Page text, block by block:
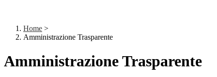
Home >
Amministrazione Trasparente
Amministrazione Trasparente